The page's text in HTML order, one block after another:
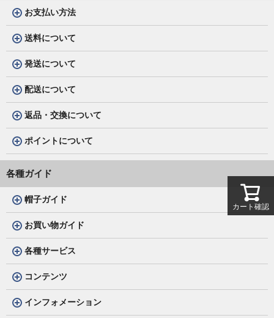
お支払い方法
送料について
発送について
配送について
返品・交換について
ポイントについて
各種ガイド
帽子ガイド
お買い物ガイド
各種サービス
コンテンツ
インフォメーション
カート確認